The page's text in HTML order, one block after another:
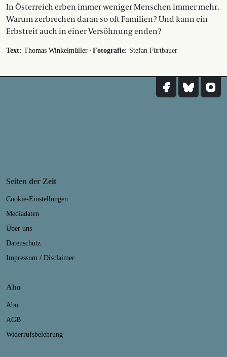
In Österreich erben immer weniger Menschen immer mehr.
Warum zerbrechen daran so oft Familien? Und kann ein
Erbstreit auch in einer Versöhnung enden?
Text: Thomas Winkelmüller · Fotografie: Stefan Fürtbauer
Seiten der Zeit
Cookie-Einstellungen
Mediadaten
Über uns
Datenschutz
Impressum / Disclaimer
Abo
Abo
AGB
Widerrufsbelehrung